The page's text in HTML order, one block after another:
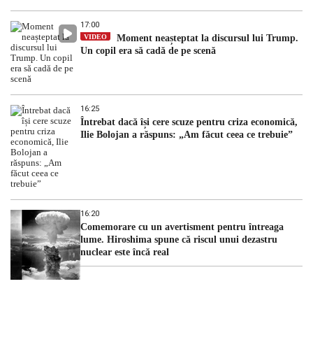
17:00
VIDEO
Moment neașteptat la discursul lui Trump.
Un copil era să cadă de pe scenă
16:25
Întrebat dacă își cere scuze pentru criza economică,
Ilie Bolojan a răspuns: „Am făcut ceea ce trebuie”
16:20
Comemorare cu un avertisment pentru întreaga
lume. Hiroshima spune că riscul unui dezastru
nuclear este încă real